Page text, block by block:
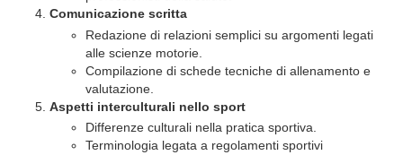
Comunicazione scritta
Redazione di relazioni semplici su argomenti legati
alle scienze motorie.
Compilazione di schede tecniche di allenamento e
valutazione.
Aspetti interculturali nello sport
Differenze culturali nella pratica sportiva.
Terminologia legata a regolamenti sportivi